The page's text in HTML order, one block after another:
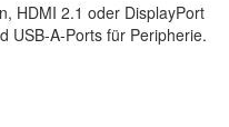
HDMI 2.1 oder DisplayPort
USB-A-Ports für Peripherie.